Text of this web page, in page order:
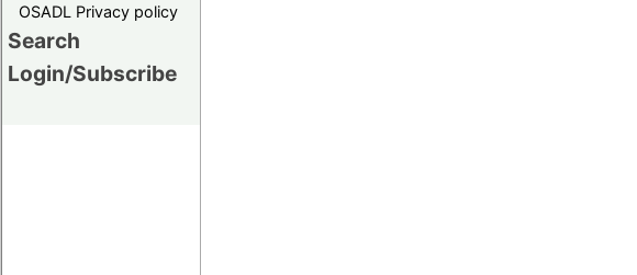
OSADL Privacy policy
Search
Login/Subscribe